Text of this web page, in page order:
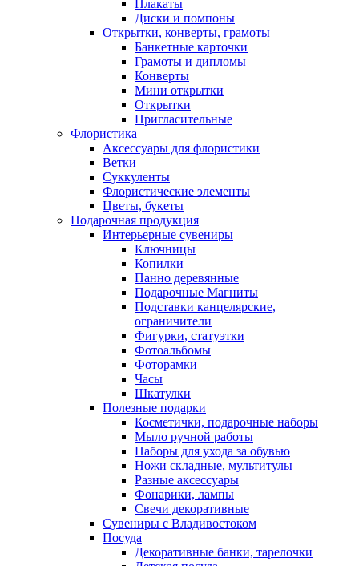
Плакаты
Диски и помпоны
Открытки, конверты, грамоты
Банкетные карточки
Грамоты и дипломы
Конверты
Мини открытки
Открытки
Пригласительные
Флористика
Аксессуары для флористики
Ветки
Суккуленты
Флористические элементы
Цветы, букеты
Подарочная продукция
Интерьерные сувениры
Ключницы
Копилки
Панно деревянные
Подарочные Магниты
Подставки канцелярские,
ограничители
Фигурки, статуэтки
Фотоальбомы
Фоторамки
Часы
Шкатулки
Полезные подарки
Косметички, подарочные наборы
Мыло ручной работы
Наборы для ухода за обувью
Ножи складные, мультитулы
Разные аксессуары
Фонарики, лампы
Свечи декоративные
Сувениры с Владивостоком
Посуда
Декоративные банки, тарелочки